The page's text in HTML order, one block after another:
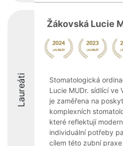
Laureáti
Žákovská Lucie
Stomatologická
Lucie MUDr. sídlící ve
je zaměřena na
komplexních
které reflektují
individuální potřeby
cílem této zubní